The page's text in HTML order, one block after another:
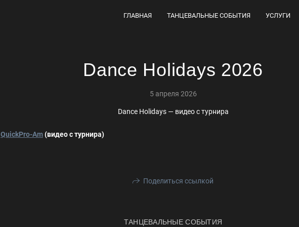
ГЛАВНАЯ ТАНЦЕВАЛЬНЫЕ СОБЫТИЯ УСЛУГИ
Dance Holidays 2026
5 апреля 2026
Dance Holidays — видео с турнира
QuickPro-Am(видео с турнира)
Поделиться ссылкой
ТАНЦЕВАЛЬНЫЕ СОБЫТИЯ